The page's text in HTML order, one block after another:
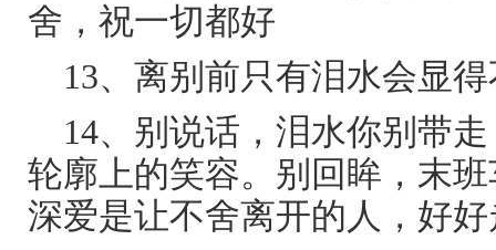
舍，祝一切都好
13、离别前只有泪水会显
14、别说话，泪水你别带
轮廓上的笑容。别回眸，末
深爱是让不舍离开的人，好好